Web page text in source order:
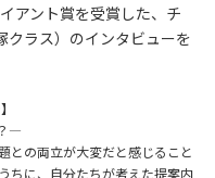
ト賞を受賞した、チ
クラス）のインタビューを
―
との両立が大変だと感じること
ちに、自分たちが考えた提案内